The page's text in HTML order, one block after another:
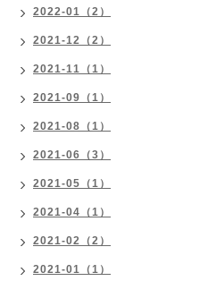
2022-01（2）
2021-12（2）
2021-11（1）
2021-09（1）
2021-08（1）
2021-06（3）
2021-05（1）
2021-04（1）
2021-02（2）
2021-01（1）